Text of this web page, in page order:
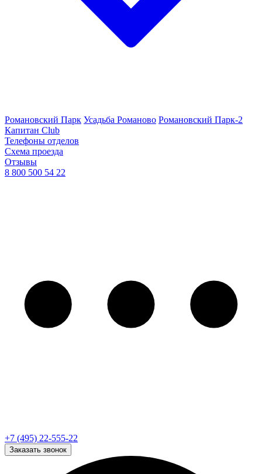
Романовский Парк Усадьба Романово Романовский Парк-2
Капитан Club
Телефоны отделов
Схема проезда
Отзывы
8 800 500 54 22
+7 (495) 22-555-22
Заказать звонок